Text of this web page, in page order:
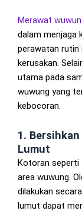
Merawat
dalam menjaga
perawatan rutin
kerusakan.
utama pada
wuwung yang
kebocoran.
1.
Lumut
Kotoran seperti
area wuwung.
dilakukan
lumut dapat